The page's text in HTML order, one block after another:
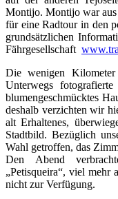
Montijo. Montijo war aus
für eine Radtour in den
grundsätzlichen
Fährgesellschaft
Die wenigen
Unterwegs
blumengeschmücktes
deshalb verzichten wir
alt Erhaltenes,
Stadtbild. Bezüglich
Wahl getroffen, das
Den Abend
„Petisqueira“, viel mehr
nicht zur Verfügung.